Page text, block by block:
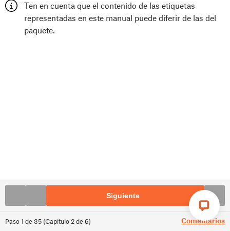
Paso1 de 35 (Capítulo 2de 6) Comentarios
Ten en cuenta que el contenido de las etiquetas
representadas en este manual puede diferir de las del
paquete.
Siguiente